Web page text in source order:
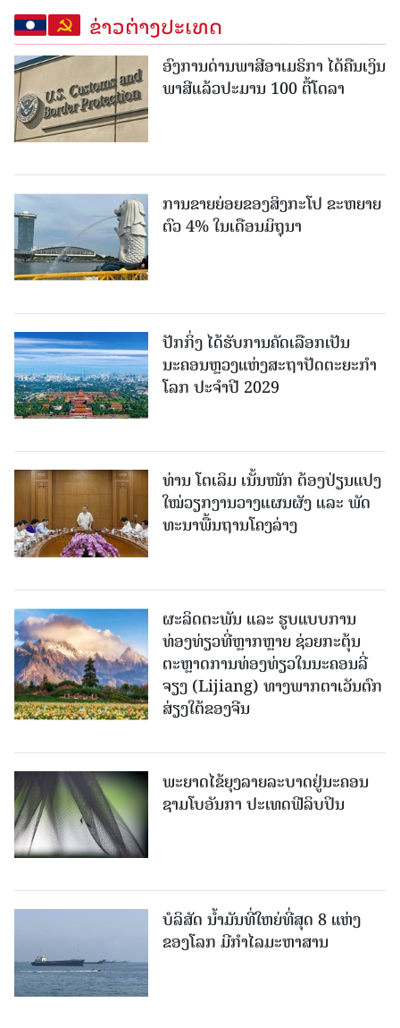
ຂ່າວຕ່າງປະເທດ
ອົງການດ່ານພາສີອາເມຣິກາ ໄດ້ຄືນເງິນ
ພາສີແລ້ວປະມານ 100 ຕື້ໂດລາ
ການຂາຍຍ່ອຍຂອງສິງກະໂປ ຂະຫຍາຍ
ຕົວ 4% ໃນເດືອນມິຖຸນາ
ປັກກິ່ງ ໄດ້ຮັບການຄັດເລືອກເປັນ
ນະຄອນຫຼວງແຫ່ງສະຖາປັດຕະຍະກຳ
ໂລກ ປະຈຳປີ 2029
ທ່ານ ໂຕ​ເລິມ ເນັ້ນໜັກ ຕ້ອງ​ປ່ຽນ​ແປງ​
ໃໝ່​ວຽກ​ງານ​ວາງ​ແຜນ​ຜັງ ແລະ ​ພັດ​
ທະ​ນາ​ພື້ນ​ຖານ​ໂຄງ​ລ່າງ
ຜະລິດຕະພັນ ແລະ ຮູບແບບການ
ທ່ອງທ່ຽວທີ່ຫຼາກຫຼາຍ ຊ່ວຍກະຕຸ້ນ
ຕະຫຼາດການທ່ອງທ່ຽວໃນນະຄອນລີ່
ຈຽງ (Lijiang) ທາງພາກຕາເວັນຕົກ
ສ່ຽງໃຕ້ຂອງຈີນ
ພະຍາດໄຂ້ຍຸງລາຍລະບາດຢູ່ນະຄອນ
ຊາມໂບ​ອັນກາ ປະເທດຟີລິບປິນ
ບໍລິສັດ ນ້ຳມັນທີ່ໃຫຍ່ທີ່ສຸດ 8 ແຫ່ງ
ຂອງໂລກ ມີກຳໄລມະຫາສານ